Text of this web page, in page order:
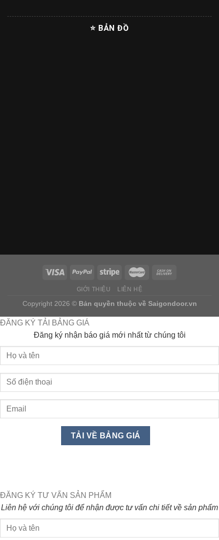
⭐ BẢN ĐỒ
GIỚI THIỆU LIÊN HỆ
Copyright 2026 © Bản quyền thuộc về Saigondoor.vn
ĐĂNG KÝ TẢI BẢNG GIÁ
Đăng ký nhận báo giá mới nhất từ chúng tôi
ĐĂNG KÝ TƯ VẤN SẢN PHẨM
Liên hệ với chúng tôi để nhận được tư vấn chi tiết về sản phẩm